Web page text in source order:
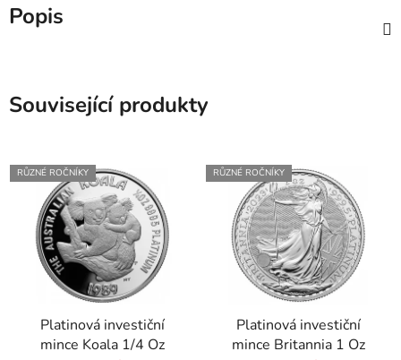
Popis
Související produkty
RŮZNÉ ROČNÍKY
Platinová investiční
mince Koala 1/4 Oz
RŮZNÉ ROČNÍKY
Platinová investiční
mince Britannia 1 Oz